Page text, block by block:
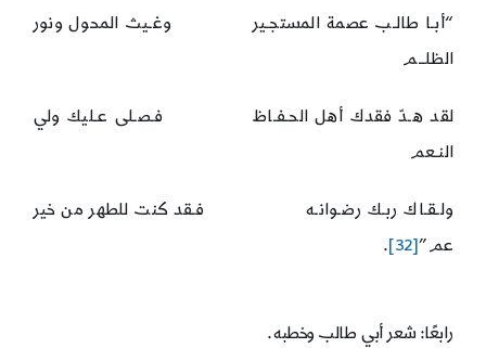
“أبـا طالـب عصمة المستجـير وغـيث المحول ونور
الظلــم
لقد هـدّ فقدك أهل الحـفـاظ فـصـلى عـليك ولي
النـعم
ولـقـاك ربـك رضـوانـه فـقد كنت للطهر من خير
عم”[32]
.
رابعًا: شعر أبي طالب وخطبه.